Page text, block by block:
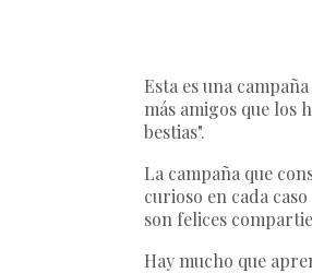
Esta es una
más amigos que los
bestias".
La campaña que
curioso en cada
son felices
Hay mucho que